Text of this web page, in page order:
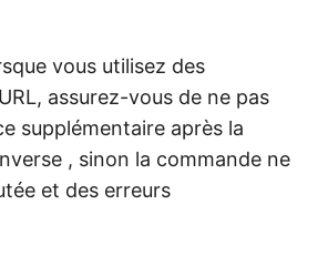
vous utilisez des
assurez-vous de ne pas
supplémentaire après la
, sinon la commande ne
et des erreurs